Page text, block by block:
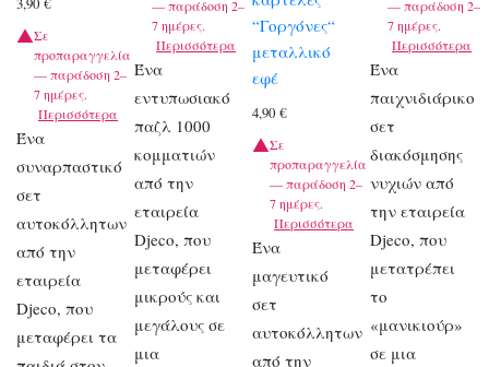
Σε
προπαραγγελία
— παράδοση 2–
7 ημέρες.
Περισσότερα
Ένα
συναρπαστικό
σετ
αυτοκόλλητων
από την
εταιρεία
Djeco, που
μεταφέρει τα
— παράδοση 2–
7 ημέρες.
Περισσότερα
Ένα
εντυπωσιακό
παζλ 1000
κομματιών
από την
εταιρεία
Djeco, που
μεταφέρει
μικρούς και
μεγάλους σε
μια
“Γοργόνες“
μεταλλικό
εφέ
4,90€
Σε
προπαραγγελία
— παράδοση 2–
7 ημέρες.
Περισσότερα
Ένα
μαγευτικό
σετ
αυτοκόλλητων
από την
— παράδοση 2–
7 ημέρες.
Περισσότερα
Ένα
παιχνιδιάρικο
σετ
διακόσμησης
νυχιών από
την εταιρεία
Djeco, που
μετατρέπει
το
«μανικιούρ»
σε μια